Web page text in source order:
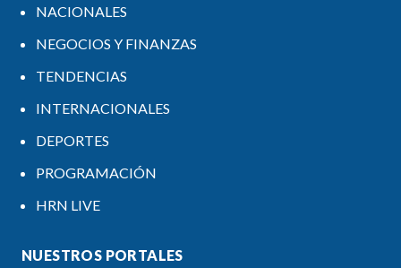
NACIONALES
NEGOCIOS Y FINANZAS
TENDENCIAS
INTERNACIONALES
DEPORTES
PROGRAMACIÓN
HRN LIVE
NUESTROS PORTALES